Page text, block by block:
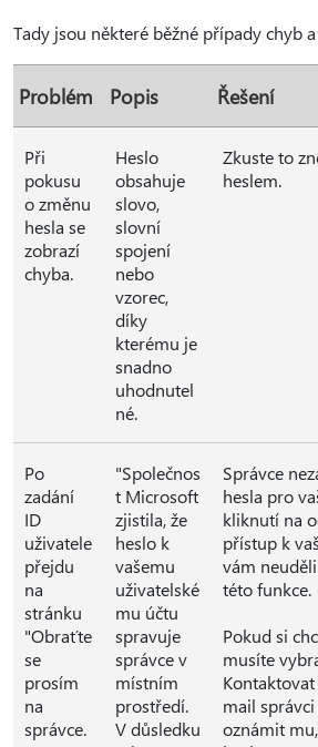
Tady jsou některé běžné případy chyb
Problém Popis Řešení
Při
pokusu
o změnu
hesla se
zobrazí
chyba.
Heslo
obsahuje
slovo,
slovní
spojení
nebo
vzorec,
díky
kterému je
snadno
uhodnutel
né.
Zkuste to
heslem.
Po
zadání
ID
uživatele
přejdu
na
stránku
"Obraťte
se
prosím
na
správce.
"Společnos
t Microsoft
zjistila, že
heslo k
vašemu
uživatelské
mu účtu
spravuje
správce v
místním
prostředí.
V důsledku
Správce
hesla pro
kliknutí na
přístup k
vám
této funkce.
Pokud si
musíte
mail
oznámit